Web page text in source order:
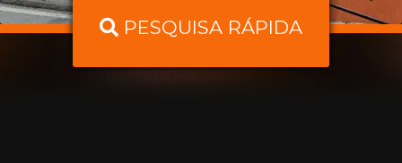
PESQUISA RÁPIDA